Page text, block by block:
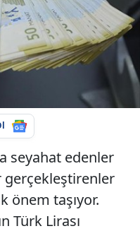
seyahat edenler
gerçekleştirenler
önem taşıyor.
Türk Lirası